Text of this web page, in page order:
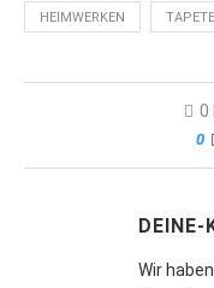
HEIMWERKEN
0
0
DEINE-
Wir